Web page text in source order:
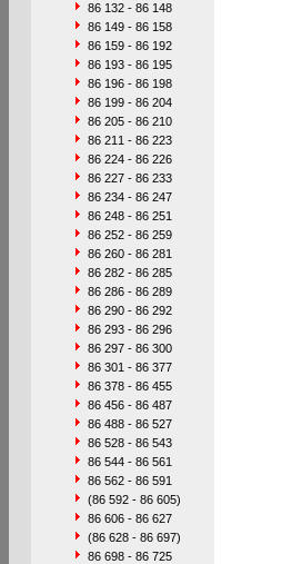
86 132 - 86 148
86 149 - 86 158
86 159 - 86 192
86 193 - 86 195
86 196 - 86 198
86 199 - 86 204
86 205 - 86 210
86 211 - 86 223
86 224 - 86 226
86 227 - 86 233
86 234 - 86 247
86 248 - 86 251
86 252 - 86 259
86 260 - 86 281
86 282 - 86 285
86 286 - 86 289
86 290 - 86 292
86 293 - 86 296
86 297 - 86 300
86 301 - 86 377
86 378 - 86 455
86 456 - 86 487
86 488 - 86 527
86 528 - 86 543
86 544 - 86 561
86 562 - 86 591
(86 592 - 86 605)
86 606 - 86 627
(86 628 - 86 697)
86 698 - 86 725